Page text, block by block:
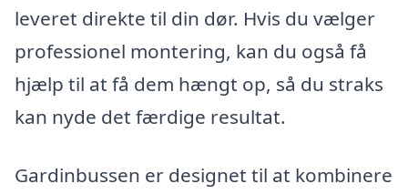
leveret direkte til din dør. Hvis du vælger
professionel montering, kan du også få
hjælp til at få dem hængt op, så du straks
kan nyde det færdige resultat.
Gardinbussen er designet til at kombinere